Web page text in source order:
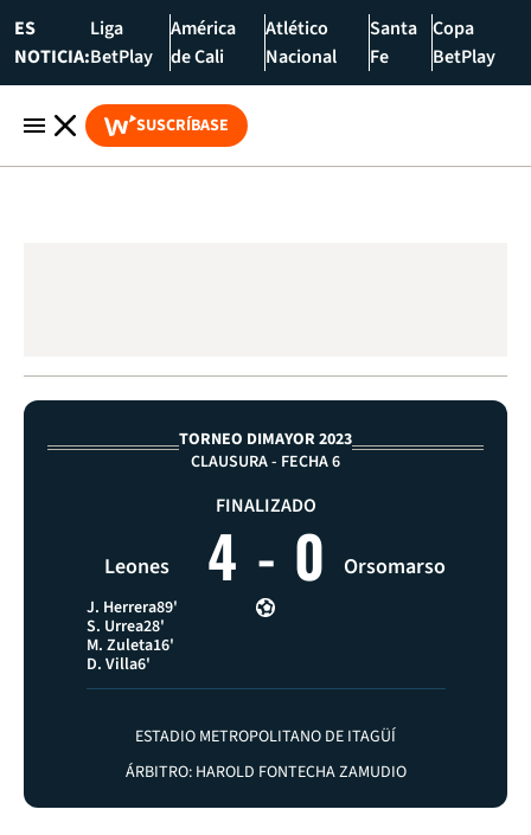
ES
NOTICIA:
Liga
BetPlay
América
de Cali
Atlético
Nacional
Santa
Fe
Copa
BetPlay
SUSCRÍBASE
TORNEO DIMAYOR 2023
CLAUSURA - FECHA 6
Leones
FINALIZADO
4 - 0 Orsomarso
J. Herrera89'
S. Urrea28'
M. Zuleta16'
D. Villa6'
ESTADIO METROPOLITANO DE ITAGÜÍ
ÁRBITRO: HAROLD FONTECHA ZAMUDIO